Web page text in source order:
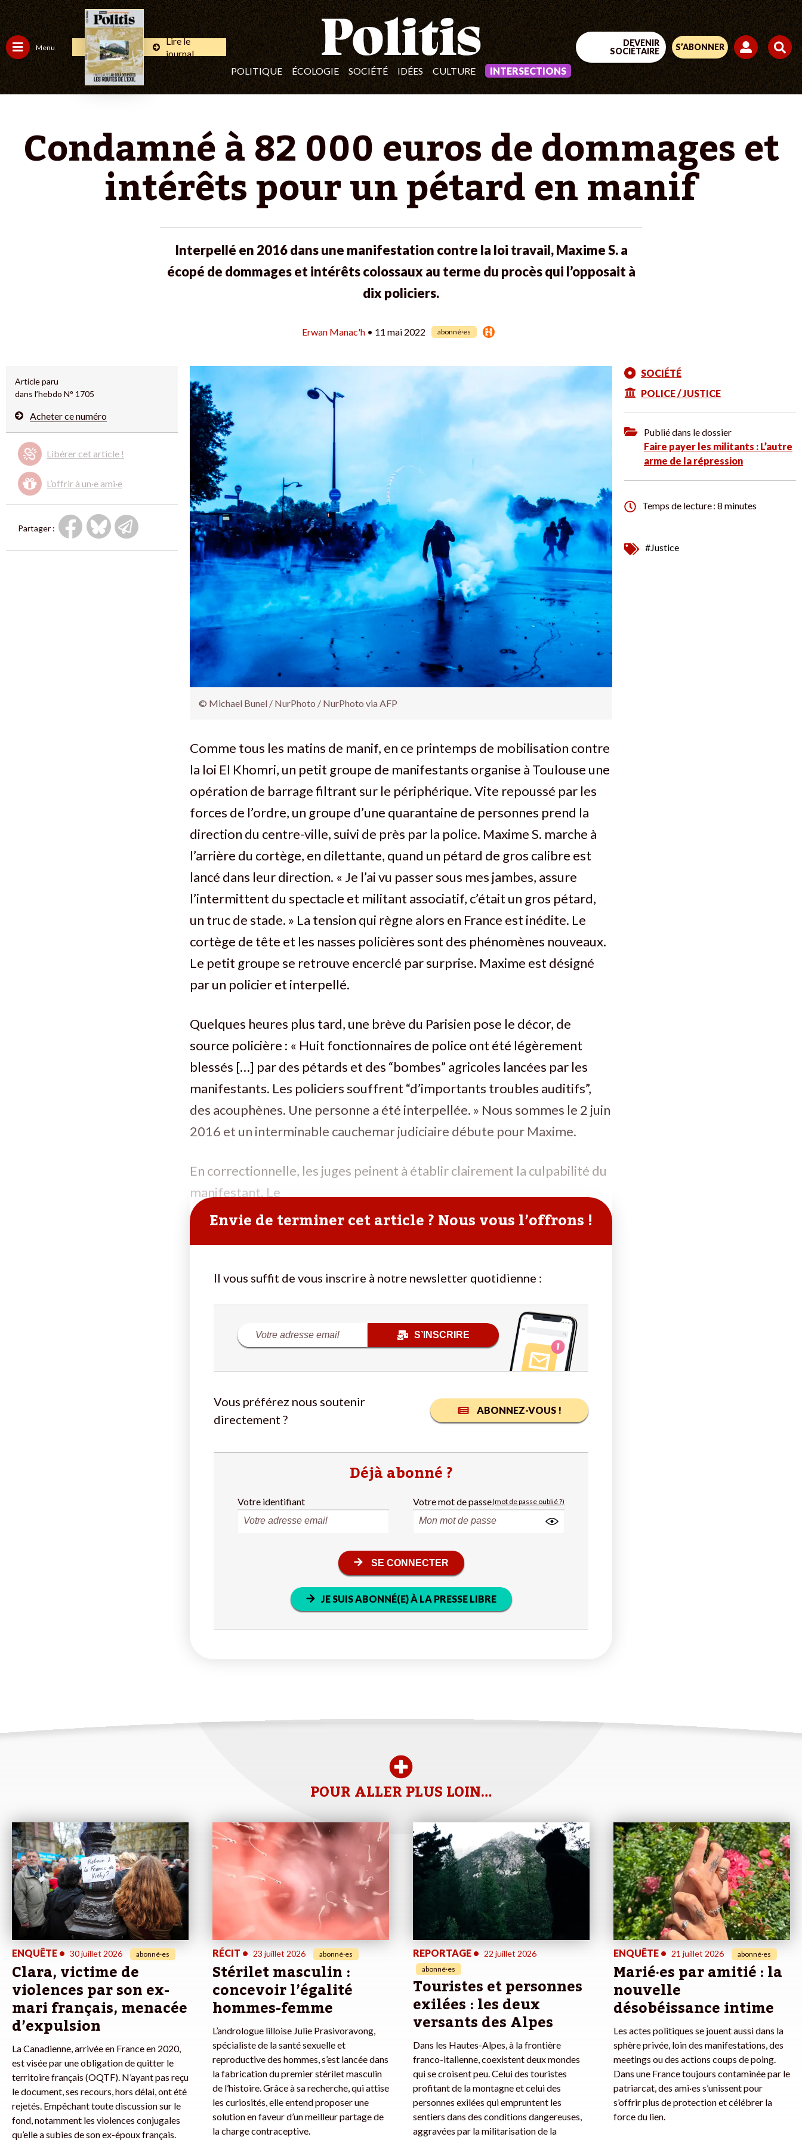
Menu
Lire le
journal
POLITIQUE
ÉCOLOGIE SOCIÉTÉ IDÉES CULTURE INTERSECTIONS
DEVENIR
SOCIÉTAIRE
S’ABONNER
Condamné à 82 000 euros de dommages et
intérêts pour un pétard en manif
Interpellé en 2016 dans une manifestation contre la loi travail, Maxime S. a
écopé de dommages et intérêts colossaux au terme du procès qui l’opposait à
dix policiers.
Erwan Manac'h • 11 mai 2022 abonné·es
Article paru
dans l’hebdo N° 1705
Acheter ce numéro
Libérer cet article !
L’offrir à un·e ami·e
Partager :
© Michael Bunel / NurPhoto / NurPhoto via AFP
Comme tous les matins de manif, en ce printemps de mobilisation contre
la loi El Khomri, un petit groupe de manifestants organise à Toulouse une
opération de barrage filtrant sur le périphérique. Vite repoussé par les
forces de l’ordre, un groupe d’une quarantaine de personnes prend la
direction du centre-ville, suivi de près par la police. Maxime S. marche à
l’arrière du cortège, en dilettante, quand un pétard de gros calibre est
lancé dans leur direction. « Je l’ai vu passer sous mes jambes, assure
l’intermittent du spectacle et militant associatif, c’était un gros pétard,
un truc de stade. » La tension qui règne alors en France est inédite. Le
cortège de tête et les nasses policières sont des phénomènes nouveaux.
Le petit groupe se retrouve encerclé par surprise. Maxime est désigné
par un policier et interpellé.
Quelques heures plus tard, une brève du Parisien pose le décor, de
source policière : « Huit fonctionnaires de police ont été légèrement
blessés […] par des pétards et des “bombes” agricoles lancées par les
manifestants. Les policiers souffrent “d’importants troubles auditifs”,
des acouphènes. Une personne a été interpellée. » Nous sommes le 2 juin
2016 et un interminable cauchemar judiciaire débute pour Maxime.
En correctionnelle, les juges peinent à établir clairement la culpabilité du
manifestant. Le
Envie de terminer cet article ? Nous vous l’offrons !
Il vous suffit de vous inscrire à notre newsletter quotidienne :
S’INSCRIRE
Vous préférez nous soutenir
directement ?
ABONNEZ-VOUS !
Déjà abonné ?
Votre identifiant Votre mot de passe(mot de passe oublié ?)
SE CONNECTER
JE SUIS ABONNÉ(E) À LA PRESSE LIBRE
SOCIÉTÉ
POLICE / JUSTICE
Publié dans le dossier
Faire payer les militants : L’autre
arme de la répression
Temps de lecture : 8 minutes
#Justice
POUR ALLER PLUS LOIN…
ENQUÊTE • 30 juillet 2026 abonné·es
Clara, victime de
violences par son ex-
mari français, menacée
d’expulsion
La Canadienne, arrivée en France en 2020,
est visée par une obligation de quitter le
territoire français (OQTF). N’ayant pas reçu
le document, ses recours, hors délai, ont été
rejetés. Empêchant toute discussion sur le
fond, notamment les violences conjugales
qu’elle a subies de son ex-époux français.
RÉCIT • 23 juillet 2026 abonné·es
Stérilet masculin :
concevoir l’égalité
hommes-femme
L’andrologue lilloise Julie Prasivoravong,
spécialiste de la santé sexuelle et
reproductive des hommes, s’est lancée dans
la fabrication du premier stérilet masculin
de l’histoire. Grâce à sa recherche, qui attise
les curiosités, elle entend proposer une
solution en faveur d’un meilleur partage de
la charge contraceptive.
REPORTAGE • 22 juillet 2026
abonné·es
Touristes et personnes
exilées : les deux
versants des Alpes
Dans les Hautes-Alpes, à la frontière
franco-italienne, coexistent deux mondes
qui se croisent peu. Celui des touristes
profitant de la montagne et celui des
personnes exilées qui empruntent les
sentiers dans des conditions dangereuses,
aggravées par la militarisation de la
ENQUÊTE • 21 juillet 2026 abonné·es
Marié·es par amitié : la
nouvelle
désobéissance intime
Les actes politiques se jouent aussi dans la
sphère privée, loin des manifestations, des
meetings ou des actions coups de poing.
Dans une France toujours contaminée par le
patriarcat, des ami·es s’unissent pour
s’offrir plus de protection et célébrer la
force du lien.